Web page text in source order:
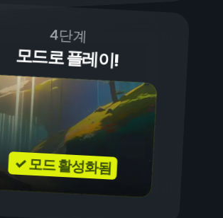
4단계
모드로 플레이!
✓ 모드 활성화됨